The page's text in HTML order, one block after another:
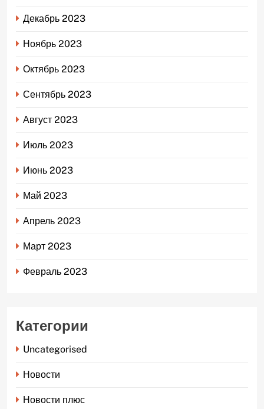
Декабрь 2023
Ноябрь 2023
Октябрь 2023
Сентябрь 2023
Август 2023
Июль 2023
Июнь 2023
Май 2023
Апрель 2023
Март 2023
Февраль 2023
Категории
Uncategorised
Новости
Новости плюс